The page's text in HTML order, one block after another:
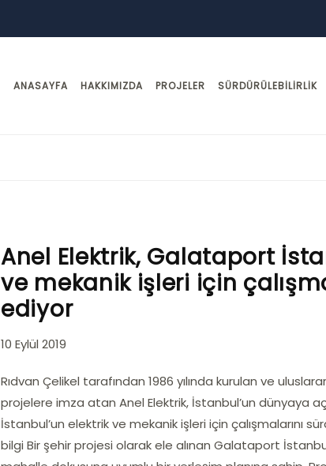
ANASAYFA HAKKIMIZDA PROJELER SÜRDÜRÜLEBILIRLIK
Anel Elektrik, Galataport
ve mekanik işleri için
ediyor
10 Eylül 2019
Rıdvan Çelikel tarafından 1986 yılında kurulan ve
projelere imza atan Anel Elektrik, İstanbul’un dünyaya
İstanbul’un elektrik ve mekanik işleri için çalışmalarını
bilgi Bir şehir projesi olarak ele alınan Galataport